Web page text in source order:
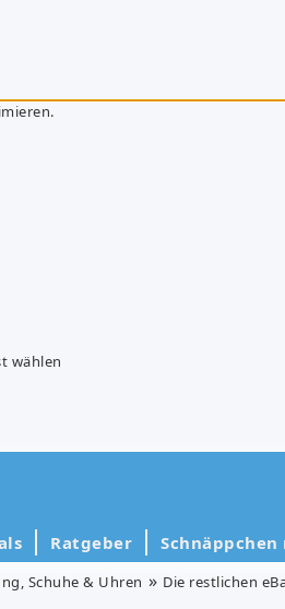
wählen
Ratgeber Schnäppchen
Schuhe & Uhren Die restlichen